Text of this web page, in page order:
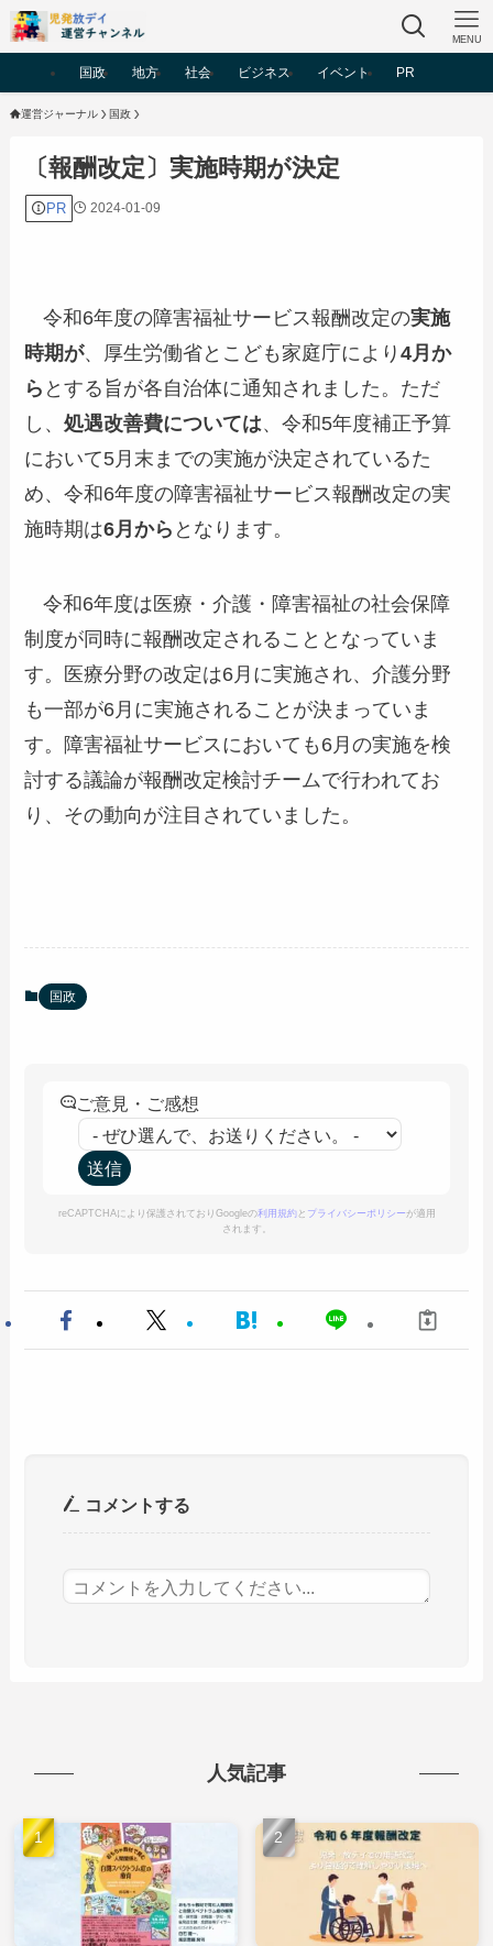
MENU
国政 地方 社会 ビジネス イベント PR
運営ジャーナル 国政
〔報酬改定〕実施時期が決定
PR 2024-01-09
令和6年度の障害福祉サービス報酬改定の実施
時期が、厚生労働省とこども家庭庁により4月か
ら とする旨が各自治体に通知されました。ただ
し、処遇改善費については、令和5年度補正予算
において5月末までの実施が決定されているた
め、令和6年度の障害福祉サービス報酬改定の実
施時期は6月から となります。
令和6年度は医療・介護・障害福祉の社会保障
制度が同時に報酬改定されることとなっていま
す。医療分野の改定は6月に実施され、介護分野
も一部が6月に実施されることが決まっていま
す。障害福祉サービスにおいても6月の実施を検
討する議論が報酬改定検討チームで行われてお
り、その動向が注目されていました。
ご意見・ご感想
reCAPTCHAにより保護されておりGoogleの利用規約と プライバシーポリシー が適用
されます。
国政
コメントする
人気記事